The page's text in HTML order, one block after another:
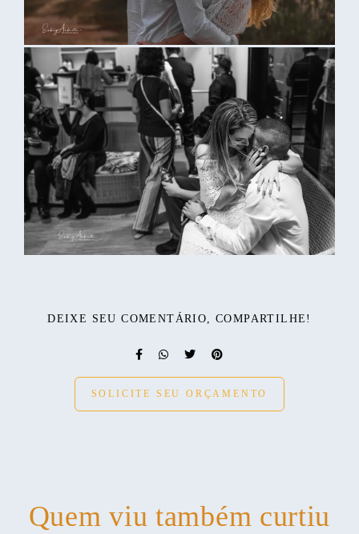
DEIXE SEU COMENTÁRIO, COMPARTILHE!
SOLICITE SEU ORÇAMENTO
Quem viu também curtiu